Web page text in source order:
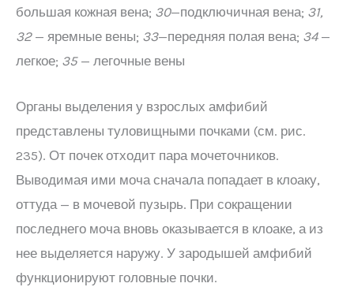
большая кожная вена; 30—подключичная вена; 31,
32— яремные вены; 33—передняя полая вена; 34—
легкое; 35— легочные вены
Органы выделения у взрослых амфибий
представлены туловищными почками (см. рис.
235). От почек отходит пара мочеточников.
Выводимая ими моча сначала попадает в клоаку,
оттуда — в мочевой пузырь. При сокращении
последнего моча вновь оказывается в клоаке, а из
нее выделяется наружу. У зародышей амфибий
функционируют головные почки.